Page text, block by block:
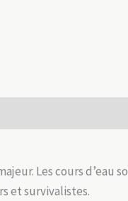
Les cours
et survivalistes.